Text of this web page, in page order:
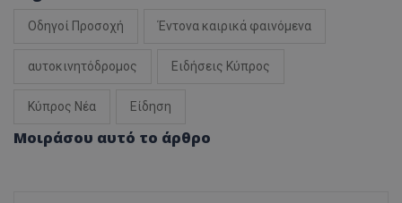
Οδηγοί Προσοχή Έντονα καιρικά φαινόμενα
αυτοκινητόδρομος Ειδήσεις Κύπρος
Κύπρος Νέα Είδηση
Μοιράσου αυτό το άρθρο